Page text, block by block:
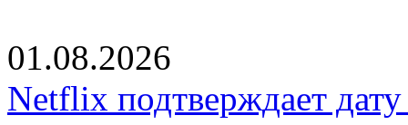
01.08.2026
Netflix подтверждает